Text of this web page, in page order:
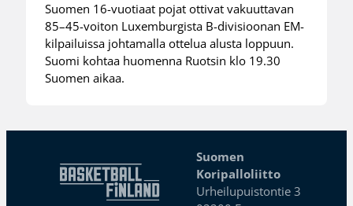
Suomen 16-vuotiaat pojat ottivat vakuuttavan
85–45-voiton Luxemburgista B-divisioonan EM-
kilpailuissa johtamalla ottelua alusta loppuun.
Suomi kohtaa huomenna Ruotsin klo 19.30
Suomen aikaa.
Suomen
Koripalloliitto
Urheilupuistontie 3